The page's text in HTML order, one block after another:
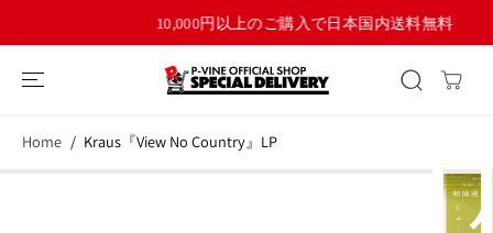
10,000円以上のご購入で日本国内送料無料！
Home Kraus『View No Country』LP